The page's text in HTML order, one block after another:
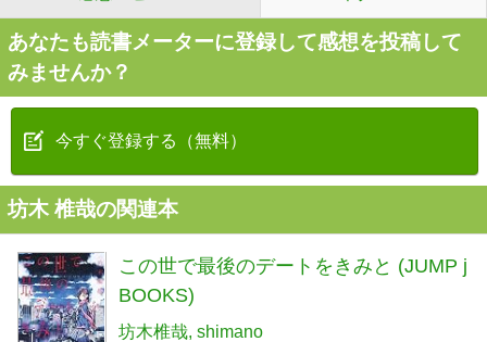
あなたも読書メーターに登録して感想を投稿して
みませんか？
今すぐ登録する（無料）
坊木 椎哉の関連本
この世で最後のデートをきみと (JUMP j
BOOKS)
坊木椎哉 shimano